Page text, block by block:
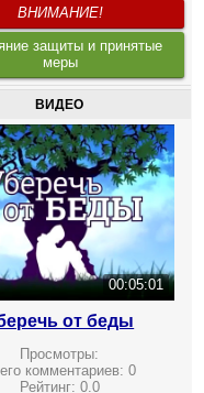
ВНИМАНИЕ!
защиты и принятые
меры
ВИДЕО
00:05:01
от беды
Просмотры:
комментариев:0
Рейтинг: 0.0